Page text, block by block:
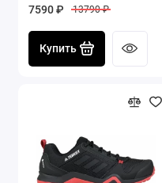
7590 ₽ 13790 ₽
Купить